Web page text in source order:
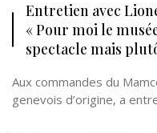
Entretien avec
« Pour moi le
spectacle mais
Aux commandes du
genevois d’origine, a